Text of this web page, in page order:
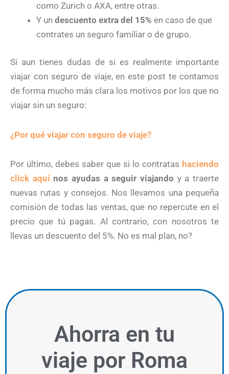
como Zurich o AXA, entre otras.
Y un descuento extra del 15% en caso de que
contrates un seguro familiar o de grupo.
Si aun tienes dudas de si es realmente importante
viajar con seguro de viaje, en este post te contamos
de forma mucho más clara los motivos por los que no
viajar sin un seguro:
¿Por qué viajar con seguro de viaje?
Por último, debes saber que si lo contratas haciendo
click aquí nos ayudas a seguir viajando y a traerte
nuevas rutas y consejos. Nos llevamos una pequeña
comisión de todas las ventas, que no repercute en el
precio que tú pagas. Al contrario, con nosotros te
llevas un descuento del 5%. No es mal plan, no?
Ahorra en tu
viaje por Roma